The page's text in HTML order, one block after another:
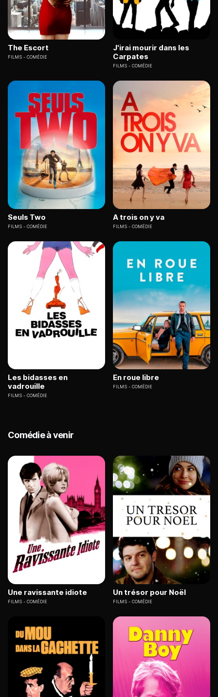
The Escort
FILMS COMÉDIE
J'irai mourir dans les
Carpates
FILMS COMÉDIE
Seuls Two
FILMS COMÉDIE
A trois on y va
FILMS COMÉDIE
Les bidasses en
vadrouille
FILMS COMÉDIE
En roue libre
FILMS COMÉDIE
Comédie à venir
Une ravissante idiote
FILMS COMÉDIE
Un trésor pour Noël
FILMS COMÉDIE